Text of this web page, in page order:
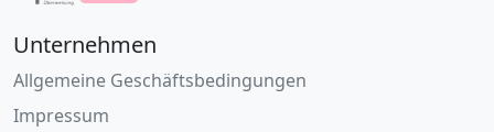
Unternehmen
Allgemeine Geschäftsbedingungen
Impressum